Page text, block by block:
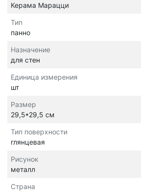
Керама Марацци
Тип
панно
Назначение
для стен
Единица измерения
шт
Размер
29,5*29,5 см
Тип поверхности
глянцевая
Рисунок
металл
Страна